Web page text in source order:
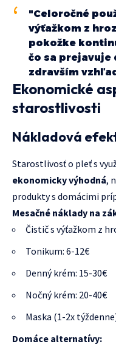
"Celoročné
výťažkom z
pokožke
čo sa prejavuje
zdravším
Ekonomické
starostlivosti
Nákladová
Starostlivosť o pleť s
ekonomicky výhodná,
produkty s domácimi
Mesačné náklady na
Čistič s výťažkom z
Tonikum: 6-12€
Denný krém: 15-30€
Nočný krém: 20-40€
Maska (1-2x
Domáce alternatívy: